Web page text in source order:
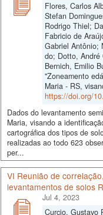
Flores, Carlos
Stefan
Rodrigo Thiel;
Fabricio de
Gabriel Antônio;
do; Dotto, André
Bernich, Emilio
"Zoneamento
Maria - RS,
https://doi.org/
Dados do levantamento
Maria, visando a
cartográfica dos tipos de
realizadas ao todo 623
per...
VI Reunião de
levantamentos de solos
Jul 4, 2023
Curcio, Gustavo